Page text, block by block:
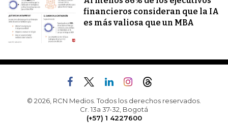
financieros consideran que la IA
es más valiosa que un MBA
© 2026, RCN Medios. Todos los derechos reservados.
Cr. 13a 37-32, Bogotá
(+57) 1 4227600